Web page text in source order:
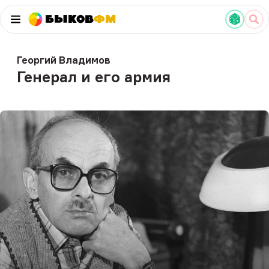
БыковФМ
Георгий Владимов
Генерал и его армия